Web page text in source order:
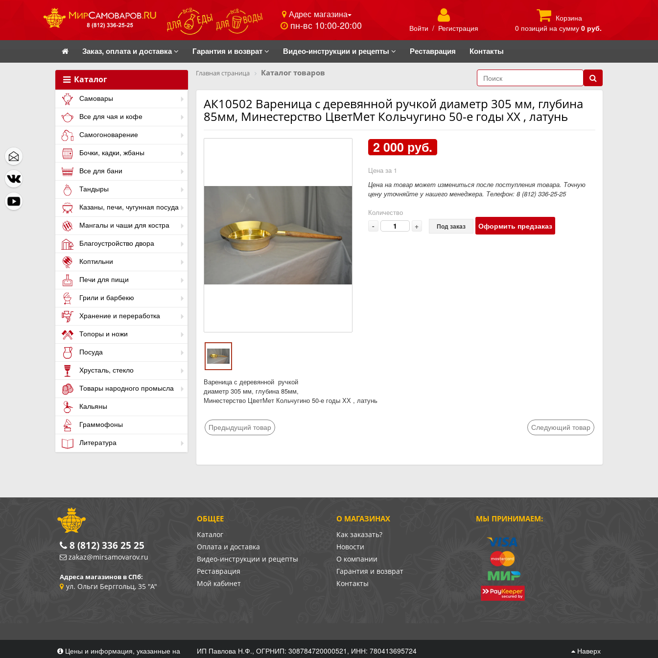
Адрес магазина
пн-вс 10:00-20:00 Войти / Регистрация
Корзина
0 позиций на сумму 0 руб.
Заказ, оплата и доставка Гарантия и возврат Видео-инструкции и рецепты Реставрация Контакты
Каталог
Самовары
Все для чая и кофе
Самогоноварение
Бочки, кадки, жбаны
Все для бани
Тандыры
Казаны, печи, чугунная посуда
Мангалы и чаши для костра
Благоустройство двора
Коптильни
Печи для пищи
Грили и барбекю
Хранение и переработка
Топоры и ножи
Посуда
Хрусталь, стекло
Товары народного промысла
Кальяны
Граммофоны
Литература
Главная страница Каталог товаров
АК10502 Вареница с деревянной ручкой диаметр 305 мм, глубина
85мм, Минестерство ЦветМет Кольчугино 50-е годы ХХ , латунь
2 000 руб.
Цена за 1
Цена на товар может измениться после поступления товара. Точную
цену уточняйте у нашего менеджера. Телефон: 8 (812) 336-25-25
Количество
- + Под заказ Оформить предзаказ
Вареница с деревянной ручкой
диаметр 305 мм, глубина 85мм,
Минестерство ЦветМет Кольчугино 50-е годы ХХ , латунь
Предыдущий товар Следующий товар
О МАГАЗИНАХ
Как заказать?
Новости
О компании
Гарантия и возврат
Контакты
ОБЩЕЕ
Каталог
Оплата и доставка
Видео-инструкции и рецепты
Реставрация
Мой кабинет
МЫ ПРИНИМАЕМ:
8 (812) 336 25 25
zakaz@mirsamovarov.ru
Адреса магазинов в СПб:
ул. Ольги Берггольц, 35 "А"
Цены и информация, указанные на
ИП Павлова Н.Ф., ОГРНИП: 308784720000521, ИНН: 780413695724 Наверх